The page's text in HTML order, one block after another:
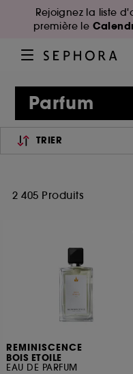
Rejoignez la liste
première le
Parfum
TRIER
2 405 Produits
REMINISCENCE
BOIS ETOILE
EAU DE PARFUM